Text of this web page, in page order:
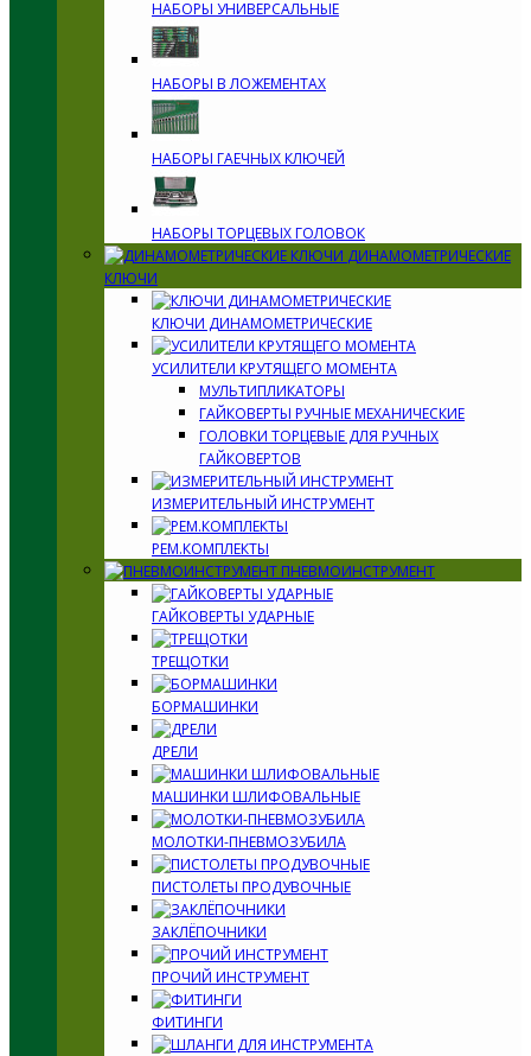
НАБОРЫ УНИВЕРСАЛЬНЫЕ
НАБОРЫ В ЛОЖЕМЕНТАХ
НАБОРЫ ГАЕЧНЫХ КЛЮЧЕЙ
НАБОРЫ ТОРЦЕВЫХ ГОЛОВОК
ДИНАМОМЕТРИЧЕСКИЕ
КЛЮЧИ
КЛЮЧИ ДИНАМОМЕТРИЧЕСКИЕ
УСИЛИТЕЛИ КРУТЯЩЕГО МОМЕНТА
МУЛЬТИПЛИКАТОРЫ
ГАЙКОВЕРТЫ РУЧНЫЕ МЕХАНИЧЕСКИЕ
ГОЛОВКИ ТОРЦЕВЫЕ ДЛЯ РУЧНЫХ
ГАЙКОВЕРТОВ
ИЗМЕРИТЕЛЬНЫЙ ИНСТРУМЕНТ
РЕМ.КОМПЛЕКТЫ
ПНЕВМОИНСТРУМЕНТ
ГАЙКОВЕРТЫ УДАРНЫЕ
ТРЕЩОТКИ
БОРМАШИНКИ
ДРЕЛИ
МАШИНКИ ШЛИФОВАЛЬНЫЕ
МОЛОТКИ-ПНЕВМОЗУБИЛА
ПИСТОЛЕТЫ ПРОДУВОЧНЫЕ
ЗАКЛЁПОЧНИКИ
ПРОЧИЙ ИНСТРУМЕНТ
ФИТИНГИ